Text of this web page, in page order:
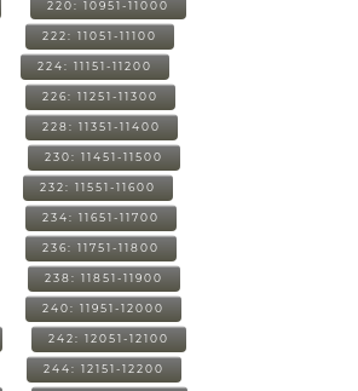
220: 10951-11000
222: 11051-11100
224: 11151-11200
226: 11251-11300
228: 11351-11400
230: 11451-11500
232: 11551-11600
234: 11651-11700
236: 11751-11800
238: 11851-11900
240: 11951-12000
242: 12051-12100
244: 12151-12200